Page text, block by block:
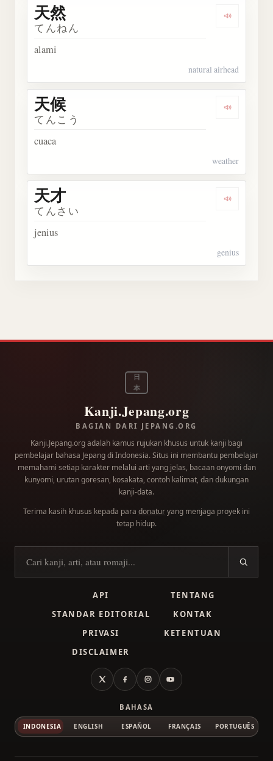
Dengarkan
天然
てんねん
alami
natural airhead
Dengarkan
天候
てんこう
cuaca
weather
Dengarkan
天才
てんさい
jenius
genius
日
本
Kanji.Jepang.org
BAGIAN DARI JEPANG.ORG
Kanji.Jepang.org adalah kamus rujukan khusus untuk kanji bagi
pembelajar bahasa Jepang di Indonesia. Situs ini membantu pembelajar
memahami setiap karakter melalui arti yang jelas, bacaan onyomi dan
kunyomi, urutan goresan, kosakata, contoh kalimat, dan dukungan
kanji-data.
Terima kasih khusus kepada para donaturyang menjaga proyek ini
tetap hidup.
Cari kanji
API
TENTANG
STANDAR EDITORIAL
KONTAK
PRIVASI
KETENTUAN
DISCLAIMER
X FacebookInstagramYouTube
BAHASA
INDONESIA ENGLISH ESPAÑOL FRANÇAIS PORTUGUÊS